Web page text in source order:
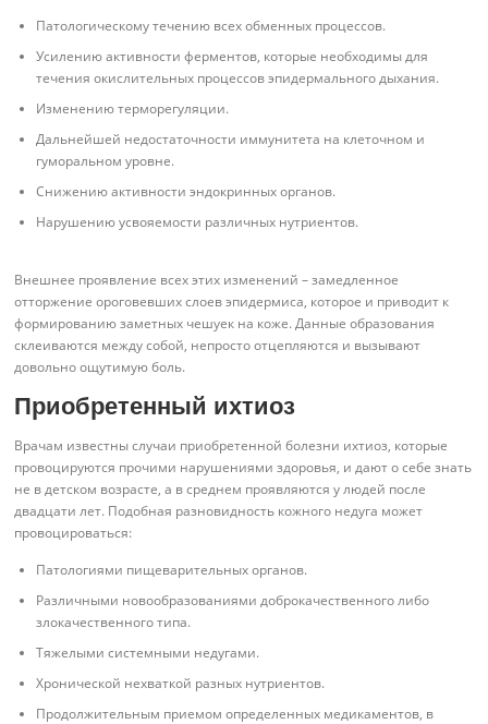
Патологическому течению всех обменных процессов.
Усилению активности ферментов, которые необходимы для
течения окислительных процессов эпидермального дыхания.
Изменению терморегуляции.
Дальнейшей недостаточности иммунитета на клеточном и
гуморальном уровне.
Снижению активности эндокринных органов.
Нарушению усвояемости различных нутриентов.
Внешнее проявление всех этих изменений – замедленное
отторжение ороговевших слоев эпидермиса, которое и приводит к
формированию заметных чешуек на коже. Данные образования
склеиваются между собой, непросто отцепляются и вызывают
довольно ощутимую боль.
Приобретенный ихтиоз
Врачам известны случаи приобретенной болезни ихтиоз, которые
провоцируются прочими нарушениями здоровья, и дают о себе знать
не в детском возрасте, а в среднем проявляются у людей после
двадцати лет. Подобная разновидность кожного недуга может
провоцироваться:
Патологиями пищеварительных органов.
Различными новообразованиями доброкачественного либо
злокачественного типа.
Тяжелыми системными недугами.
Хронической нехваткой разных нутриентов.
Продолжительным приемом определенных медикаментов, в